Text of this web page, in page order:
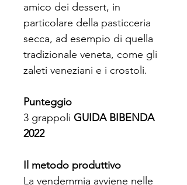
amico dei dessert, in
particolare della pasticceria
secca, ad esempio di quella
tradizionale veneta, come gli
zaleti veneziani e i crostoli.
Punteggio
3 grappoli GUIDA BIBENDA
2022
Il metodo produttivo
La vendemmia avviene nelle